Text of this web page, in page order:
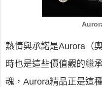
熱情與承諾是Aurora（
時也是這些價值觀的繼
魂，Aurora精品正是這